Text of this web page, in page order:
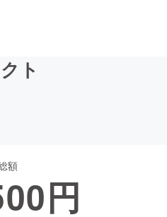
ファッション
ト
額
円